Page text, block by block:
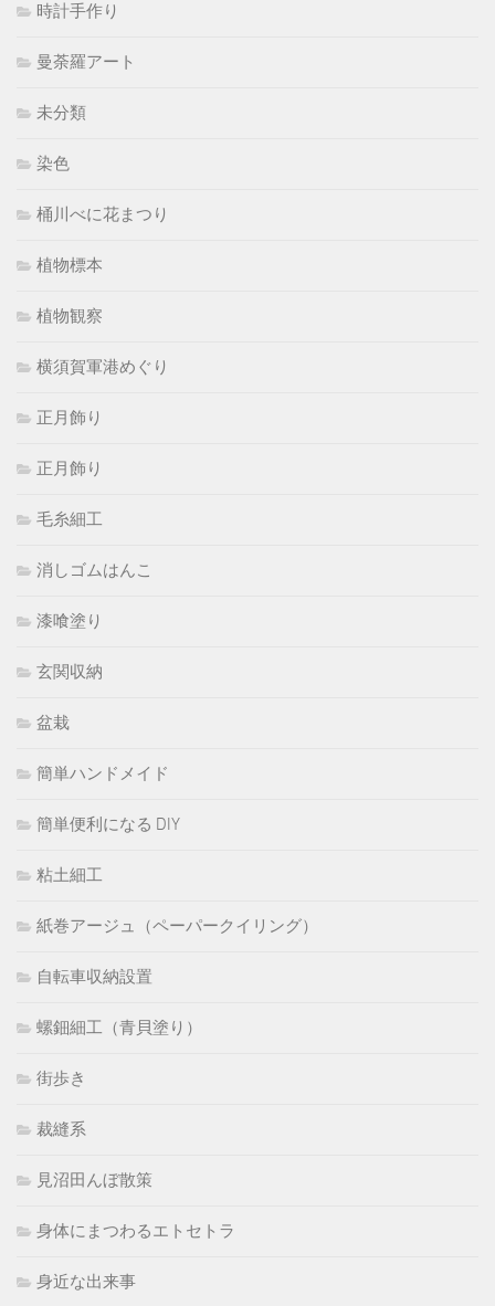
時計手作り
曼荼羅アート
未分類
染色
桶川べに花まつり
植物標本
植物観察
横須賀軍港めぐり
正月飾り
正月飾り
毛糸細工
消しゴムはんこ
漆喰塗り
玄関収納
盆栽
簡単ハンドメイド
簡単便利になる DIY
粘土細工
紙巻アージュ（ペーパークイリング）
自転車収納設置
螺鈿細工（青貝塗り）
街歩き
裁縫系
見沼田んぼ散策
身体にまつわるエトセトラ
身近な出来事